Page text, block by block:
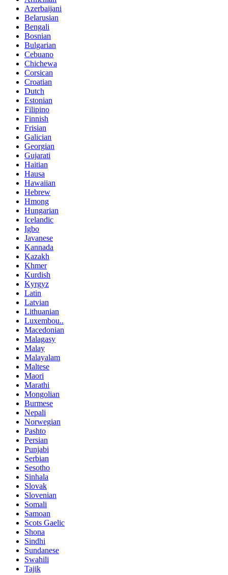
Azerbaijani
Belarusian
Bengali
Bosnian
Bulgarian
Cebuano
Chichewa
Corsican
Croatian
Dutch
Estonian
Filipino
Finnish
Frisian
Galician
Georgian
Gujarati
Haitian
Hausa
Hawaiian
Hebrew
Hmong
Hungarian
Icelandic
Igbo
Javanese
Kannada
Kazakh
Khmer
Kurdish
Kyrgyz
Latin
Latvian
Lithuanian
Luxembou..
Macedonian
Malagasy
Malay
Malayalam
Maltese
Maori
Marathi
Mongolian
Burmese
Nepali
Norwegian
Pashto
Persian
Punjabi
Serbian
Sesotho
Sinhala
Slovak
Slovenian
Somali
Samoan
Scots Gaelic
Shona
Sindhi
Sundanese
Swahili
Tajik